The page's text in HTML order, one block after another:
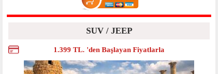
SUV / JEEP
1.399 TL. 'den Başlayan Fiyatlarla